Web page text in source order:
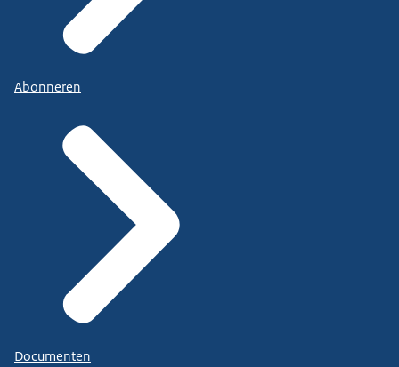
Abonneren
Documenten